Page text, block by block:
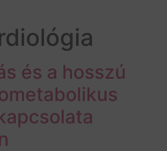
és a hosszú